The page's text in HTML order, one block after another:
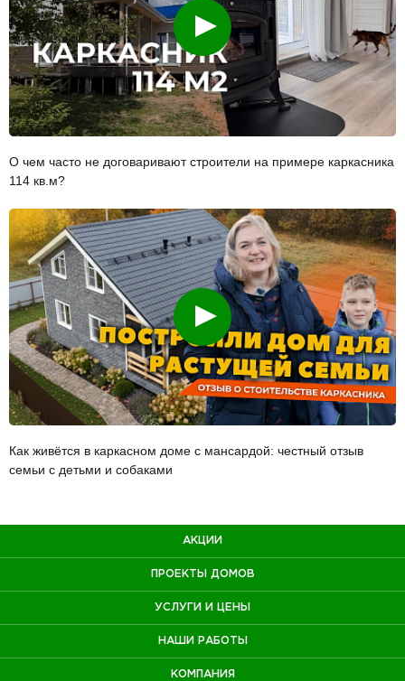
Смотреть
О чем часто не договаривают строители на примере каркасника
114 кв.м?
Смотреть
Как живётся в каркасном доме с мансардой: честный отзыв
семьи с детьми и собаками
АКЦИИ
ПРОЕКТЫ ДОМОВ
УСЛУГИ И ЦЕНЫ
НАШИ РАБОТЫ
КОМПАНИЯ